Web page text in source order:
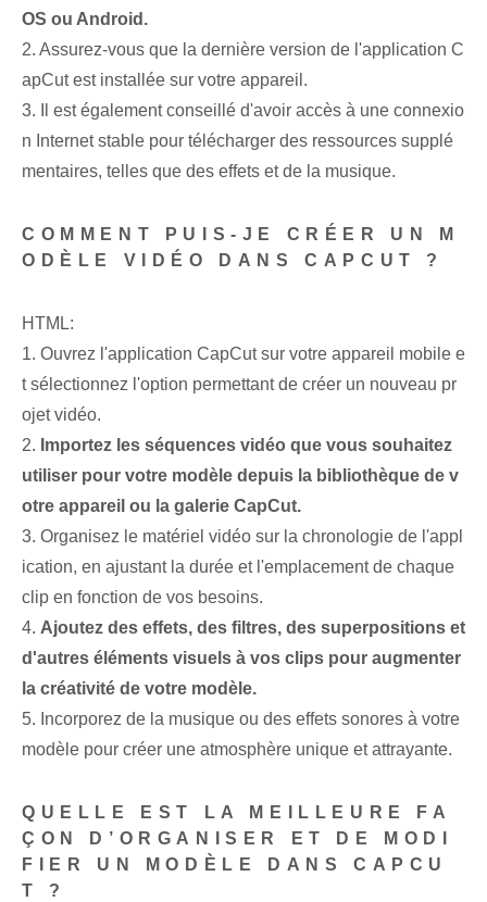
OS ou Android.
2. Assurez-vous que la dernière version de l'application C
apCut est installée sur votre appareil.
3. Il est également conseillé d'avoir accès à une connexio
n Internet stable pour télécharger des ressources supplé
mentaires, telles que des effets et de la musique.
COMMENT PUIS-JE CRÉER UN M
ODÈLE VIDÉO DANS CAPCUT ?
HTML:
1. Ouvrez l'application CapCut sur votre appareil mobile e
t sélectionnez l'option permettant de créer un nouveau pr
ojet vidéo.
2. Importez les séquences vidéo que vous souhaitez
utiliser pour votre modèle depuis la bibliothèque de v
otre appareil ou la galerie CapCut.
3. Organisez le matériel vidéo sur la chronologie de l'appl
ication, en ajustant la durée et l'emplacement de chaque
clip en fonction de vos besoins.
4. Ajoutez des effets, des filtres, des superpositions et
d'autres éléments visuels à vos clips pour augmenter
la créativité de votre modèle.
5. Incorporez de la musique ou des effets sonores à votre
modèle pour créer une atmosphère unique et attrayante.
QUELLE EST LA MEILLEURE FA
ÇON D’ORGANISER ET DE MODI
FIER UN MODÈLE DANS CAPCU
T ?